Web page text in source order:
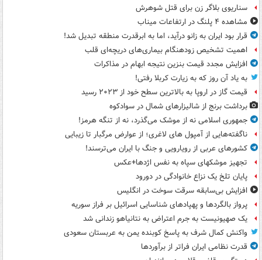
سناریوی بلاگر زن برای قتل شوهرش
مشاهده ۴ پلنگ در ارتفاعات میناب
قرار بود ایران به زانو درآید، اما به ابرقدرت منطقه تبدیل شد!
اهمیت تشخیص زودهنگام بیماری‌های دریچه‌ای قلب
افزایش مجدد قیمت بنزین نتیجه ابهام در مذاکرات
به یاد آن روز که به زیارت کربلا رفتی!
قیمت گاز در اروپا به بالاترین سطح خود از ۲۰۲۳ رسید
برداشت برنج از شالیزارهای شمال در سوادکوه
جمهوری اسلامی نه از موشک می‌گذرد، نه از تنگه هرمز!
ناگفته‌هایی از آمپول های لاغری؛ از عوارض مرگبار تا زیبایی
کشورهای عربی از رویارویی و جنگ با ایران می‌ترسند!
تجهیز موشکهای سپاه به نفس اژدها+عکس
پایان تلخ یک نزاع خانوادگی در دورود
افزایش بی‌سابقه سرقت سوخت در انگلیس
پرواز بالگردها و پهپادهای شناسایی اسرائیل بر فراز سوریه
یک صهیونیست به جرم اعتراض به نتانیاهو زندانی شد
واکنش کمال شرف به پاسخ کوبنده یمن به عربستان سعودی
قدرت نظامی ایران فراتر از برآوردها